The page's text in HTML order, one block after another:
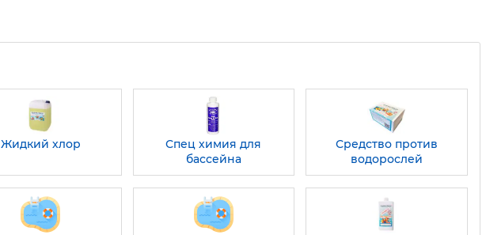
Жидкий хлор
Спец химия для
бассейна
Средство против
водорослей